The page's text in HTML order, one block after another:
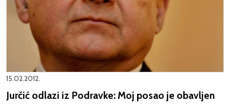
15.02.2012.
Jurčić odlazi iz Podravke: Moj posao je obavljen